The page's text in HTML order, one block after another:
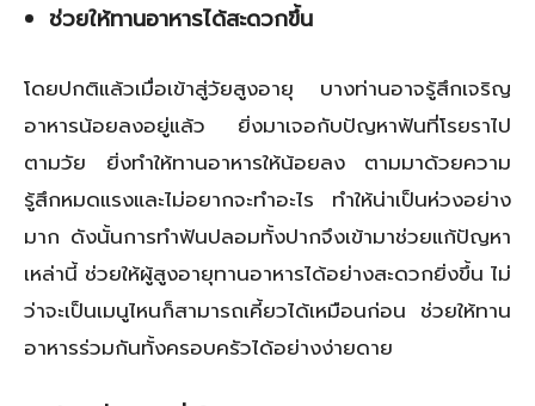
ช่วยให้ทานอาหารได้สะดวกขึ้น
โดยปกติแล้วเมื่อเข้าสู่วัยสูงอายุ บางท่านอาจรู้สึกเจริญ
อาหารน้อยลงอยู่แล้ว ยิ่งมาเจอกับปัญหาฟันที่โรยราไป
ตามวัย ยิ่งทำให้ทานอาหารให้น้อยลง ตามมาด้วยความ
รู้สึกหมดแรงและไม่อยากจะทำอะไร ทำให้น่าเป็นห่วงอย่าง
มาก ดังนั้นการทำฟันปลอมทั้งปากจึงเข้ามาช่วยแก้ปัญหา
เหล่านี้ ช่วยให้ผู้สูงอายุทานอาหารได้อย่างสะดวกยิ่งขึ้น ไม่
ว่าจะเป็นเมนูไหนก็สามารถเคี้ยวได้เหมือนก่อน ช่วยให้ทาน
อาหารร่วมกันทั้งครอบครัวได้อย่างง่ายดาย